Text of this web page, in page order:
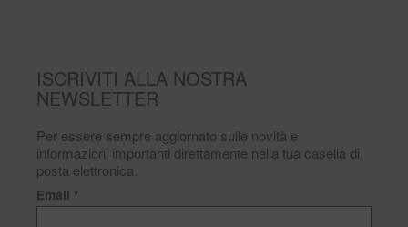
ISCRIVITI ALLA NOSTRA
NEWSLETTER
Per essere sempre aggiornato sulle novità e
informazioni importanti direttamente nella tua casella di
posta elettronica.
Email *